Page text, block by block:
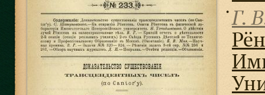
● Г.